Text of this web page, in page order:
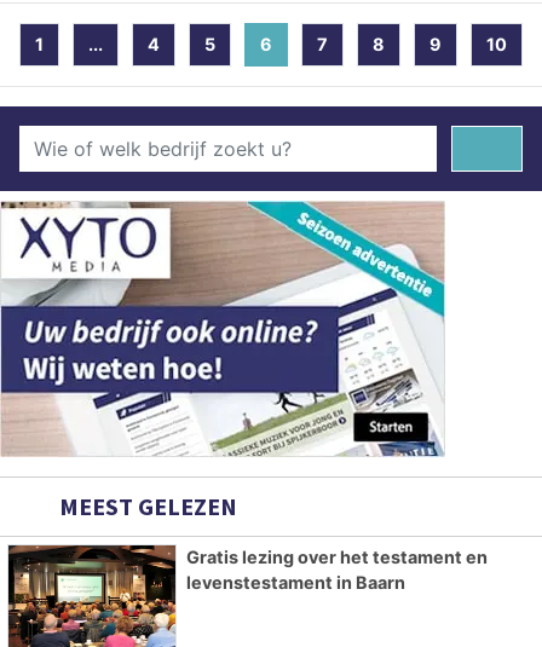
1 ... 4 5 6 (current)
7 8 9 10
MEEST GELEZEN
Gratis lezing over het testament en
levenstestament in Baarn